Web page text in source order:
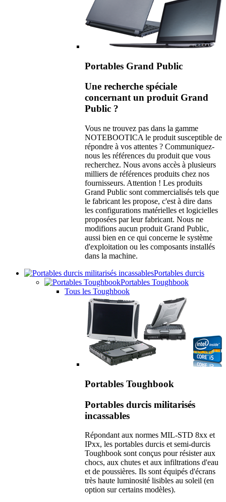
Portables Grand Public
Une recherche spéciale
concernant un produit Grand
Public ?
Vous ne trouvez pas dans la gamme
NOTEBOOTICA le produit susceptible de
répondre à vos attentes ? Communiquez-
nous les références du produit que vous
recherchez. Nous avons accès à plusieurs
milliers de références produits chez nos
fournisseurs. Attention ! Les produits
Grand Public sont commercialisés tels que
le fabricant les propose, c'est à dire dans
les configurations matérielles et logicielles
proposées par leur fabricant. Nous ne
modifions aucun produit Grand Public,
aussi bien en ce qui concerne le système
d'exploitation ou les composants installés
dans la machine.
Portables durcis
Portables Toughbook
Tous les Toughbook
Portables Toughbook
Portables durcis militarisés
incassables
Répondant aux normes MIL-STD 8xx et
IPxx, les portables durcis et semi-durcis
Toughbook sont conçus pour résister aux
chocs, aux chutes et aux infiltrations d'eau
et de poussières. Ils sont équipés d'écrans
très haute luminosité lisibles au soleil (en
option sur certains modèles).